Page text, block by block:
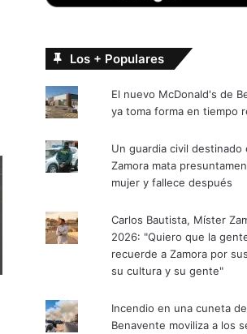
Los + Populares
El nuevo McDonald's de
ya toma forma en tiempo
Un guardia civil destinado
Zamora mata
mujer y fallece después
Carlos Bautista, Míster
2026: "Quiero que la
recuerde a Zamora por
su cultura y su gente"
Incendio en una cuneta de
Benavente moviliza a los